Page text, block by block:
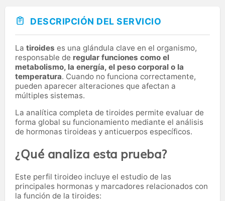
En nuestros laboratorios realizamos más de 50 millones
de análisis anualmente gracias a la aplicación de los
DESCRIPCIÓN DEL SERVICIO
La tiroides es una glándula clave en el organismo,
responsable de regular funciones como el
metabolismo, la energía, el peso corporal o la
temperatura. Cuando no funciona correctamente,
pueden aparecer alteraciones que afectan a
múltiples sistemas.
La analítica completa de tiroides permite evaluar de
forma global su funcionamiento mediante el análisis
de hormonas tiroideas y anticuerpos específicos.
¿Qué analiza esta prueba?
Este perfil tiroideo incluye el estudio de las
principales hormonas y marcadores relacionados con
la función de la tiroides: